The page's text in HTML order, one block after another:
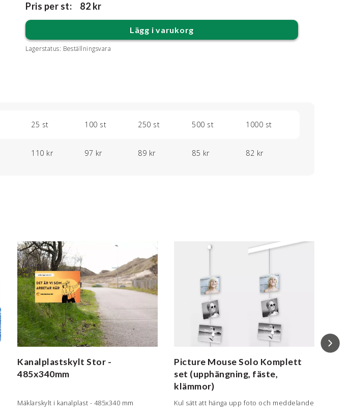
Pris per st: 82 kr
Lägg i varukorg
Lagerstatus: Beställningsvara
25 st 100 st 250 st 500 st 1000 st
110 kr 97 kr 89 kr 85 kr 82 kr
Kanalplastskylt Stor -
485x340mm
Mäklarskylt i kanalplast - 485x340 mm
Picture Mouse Solo Komplett
set (upphängning, fäste,
klämmor)
Kul sätt att hänga upp foto och meddelande